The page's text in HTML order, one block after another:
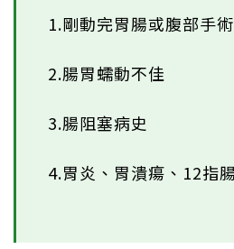
1.剛動完胃腸或腹部手術
2.腸胃蠕動不佳
3.腸阻塞病史
4.胃炎、胃潰瘍、12指